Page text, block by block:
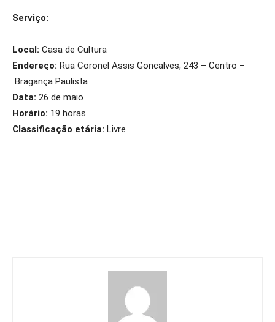
Serviço:
Local: Casa de Cultura
Endereço: Rua Coronel Assis Goncalves, 243 – Centro –
Bragança Paulista
Data: 26 de maio
Horário: 19 horas
Classificação etária: Livre